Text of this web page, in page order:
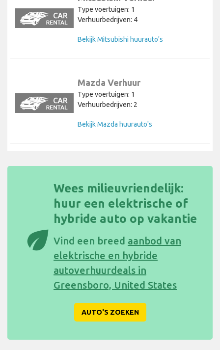
Type voertuigen: 1
Verhuurbedrijven: 4
Bekijk Mitsubishi huurauto's
Mazda Verhuur
Type voertuigen: 1
Verhuurbedrijven: 2
Bekijk Mazda huurauto's
eco
Wees milieuvriendelijk:
huur een elektrische of
hybride auto op vakantie
Vind een breed aanbod van
elektrische en hybride
autoverhuurdeals in
Greensboro, United States
AUTO'S ZOEKEN